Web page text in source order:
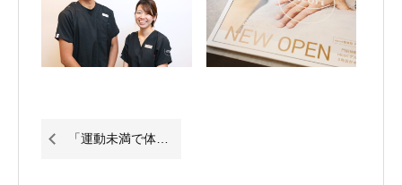
「運動未満で体はととのう」を出版